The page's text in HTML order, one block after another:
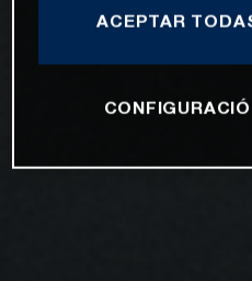
ACEPTAR